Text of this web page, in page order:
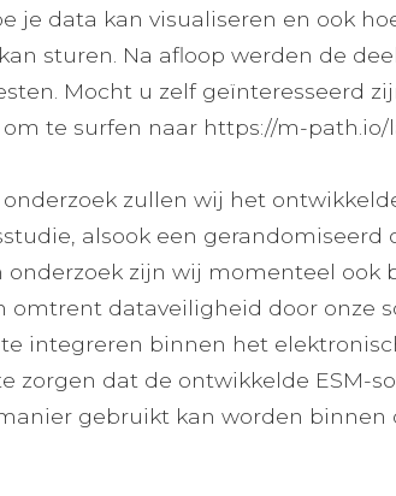
je data kan visualiseren en ook
sturen. Na afloop werden de
Mocht u zelf geïnteresseerd
te surfen naar https://m-
zullen wij het
alsook een
onderzoek zijn wij momenteel
omtrent dataveiligheid door onze
integreren binnen het
zorgen dat de ontwikkelde ESM-
gebruikt kan worden binnen